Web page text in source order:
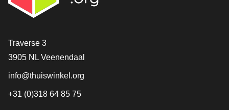
Contact
Traverse 3
3905 NL Veenendaal
info@thuiswinkel.org
+31 (0)318 64 85 75